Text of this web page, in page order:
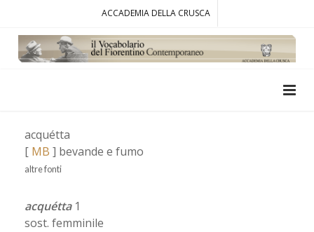
ACCADEMIA DELLA CRUSCA
acquétta
[ MB ] bevande e fumo
altre fonti
acquétta1
sost. femminile